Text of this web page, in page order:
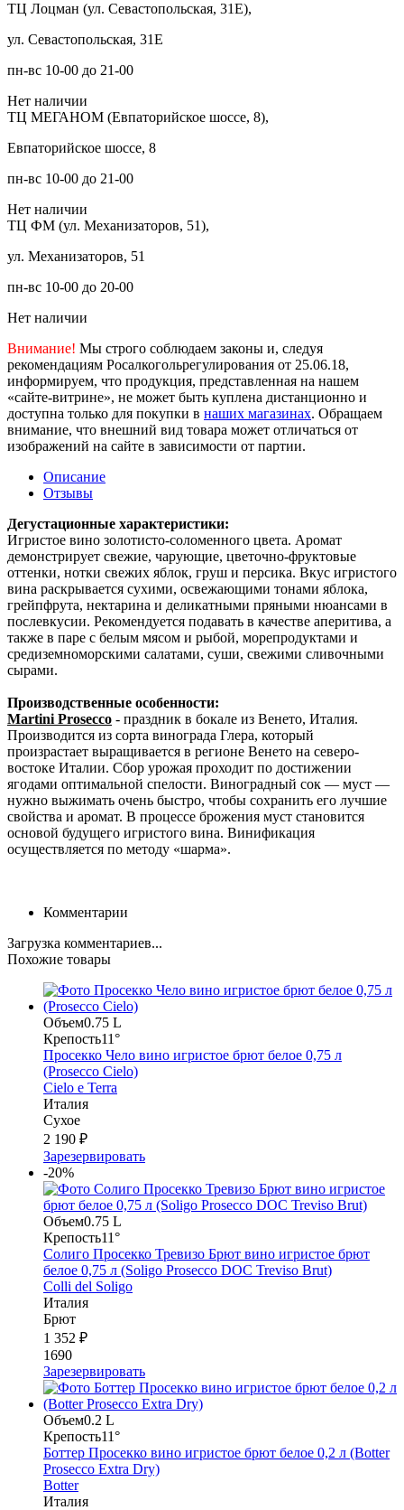
ТЦ Лоцман (ул. Севастопольская, 31Е),
ул. Севастопольская, 31Е
пн-вс 10-00 до 21-00
Нет наличии
ТЦ МЕГАНОМ (Евпаторийское шоссе, 8),
Евпаторийское шоссе, 8
пн-вс 10-00 до 21-00
Нет наличии
ТЦ ФМ (ул. Механизаторов, 51),
ул. Механизаторов, 51
пн-вс 10-00 до 20-00
Нет наличии
Внимание! Мы строго соблюдаем законы и, следуя
рекомендациям Росалкогольрегулирования от 25.06.18,
информируем, что продукция, представленная на нашем
«сайте-витрине», не может быть куплена дистанционно и
доступна только для покупки в наших магазинах. Обращаем
внимание, что внешний вид товара может отличаться от
изображений на сайте в зависимости от партии.
Описание
Отзывы
Дегустационные характеристики:
Игристое вино золотисто-соломенного цвета. Аромат
демонстрирует свежие, чарующие, цветочно-фруктовые
оттенки, нотки свежих яблок, груш и персика. Вкус игристого
вина раскрывается сухими, освежающими тонами яблока,
грейпфрута, нектарина и деликатными пряными нюансами в
послевкусии. Рекомендуется подавать в качестве аперитива, а
также в паре с белым мясом и рыбой, морепродуктами и
средиземноморскими салатами, суши, свежими сливочными
сырами.
Производственные особенности:
Martini Prosecco - праздник в бокале из Венето, Италия.
Производится из сорта винограда Глера, который
произрастает выращивается в регионе Венето на северо-
востоке Италии. Сбор урожая проходит по достижении
ягодами оптимальной спелости. Виноградный сок — муст —
нужно выжимать очень быстро, чтобы сохранить его лучшие
свойства и аромат. В процессе брожения муст становится
основой будущего игристого вина. Винификация
осуществляется по методу «шарма».
Комментарии
Загрузка комментариев...
Похожие товары
Объем0.75 L
Крепость11°
Просекко Чело вино игристое брют белое 0,75 л
(Prosecco Cielo)
Cielo e Terra
Италия
Сухое
2 190 ₽
Зарезервировать
-20%
Объем0.75 L
Крепость11°
Солиго Просекко Тревизо Брют вино игристое брют
белое 0,75 л (Soligo Prosecco DOC Treviso Brut)
Colli del Soligo
Италия
Брют
1 352 ₽
1690
Зарезервировать
Объем0.2 L
Крепость11°
Боттер Просекко вино игристое брют белое 0,2 л (Botter
Prosecco Extra Dry)
Botter
Италия